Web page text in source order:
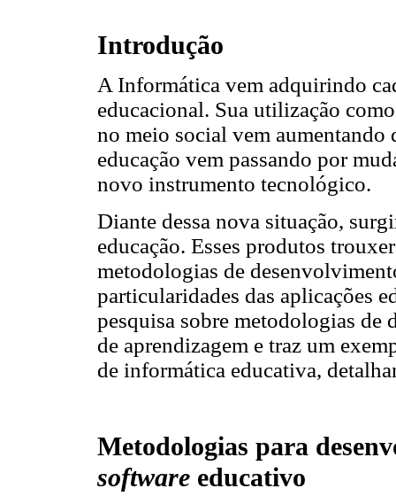
Introdução
A Informática vem adquirindo
educacional. Sua utilização
no meio social vem aumentando
educação vem passando por
novo instrumento tecnológico.
Diante dessa nova situação,
educação. Esses produtos
metodologias de
particularidades das aplicações
pesquisa sobre metodologias
de aprendizagem e traz um
de informática educativa,
Metodologias para
software educativo